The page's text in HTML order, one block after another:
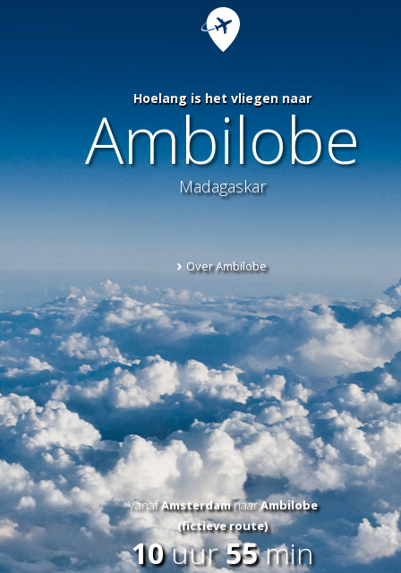
Hoelang is het vliegen naar
Ambilobe
Madagaskar
Over Ambilobe
VanafAmsterdamnaarAmbilobe
(fictieve route)
10uur55min